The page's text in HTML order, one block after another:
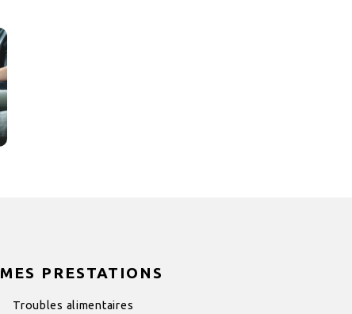
MES PRESTATIONS
Troubles alimentaires